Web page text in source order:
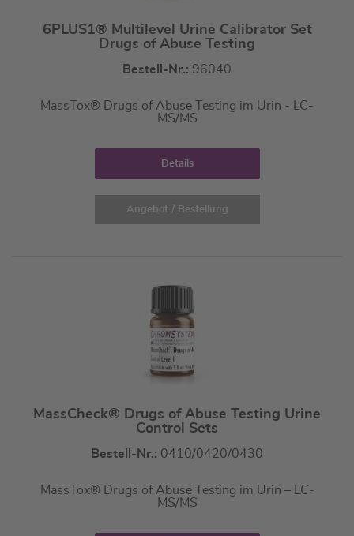
6PLUS1® Multilevel Urine Calibrator Set
Drugs of Abuse Testing
Bestell-Nr.: 96040
MassTox® Drugs of Abuse Testing im Urin - LC-
MS/MS
Details
Angebot / Bestellung
MassCheck® Drugs of Abuse Testing Urine
Control Sets
Bestell-Nr.: 0410/0420/0430
MassTox® Drugs of Abuse Testing im Urin – LC-
MS/MS